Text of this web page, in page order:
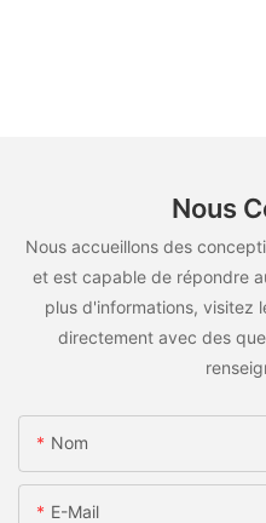
Nous
Nous accueillons des
et est capable de répondre
plus d'informations, visitez
directement avec des
Nom
E-Mail